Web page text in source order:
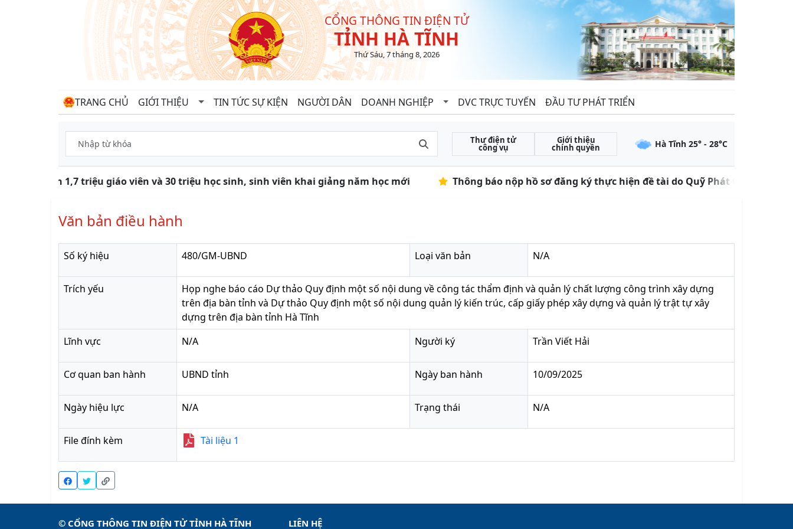
CỔNG THÔNG TIN ĐIỆN TỬ
TỈNH HÀ TĨNH
Thứ Sáu, 7 tháng 8, 2026
TRANG CHỦ GIỚI THIỆU TIN TỨC SỰ KIỆN NGƯỜI DÂN DOANH NGHIỆP DVC TRỰC TUYẾN ĐẦU TƯ PHÁT TRIỂN
Thư điện tử
công vụ
Giới thiệu
chính quyền Hà Tĩnh 25° - 28°C
Gần 1,7 triệu giáo viên và 30 triệu học sinh, sinh viên khai giảng năm học mới Thông báo nộp hồ sơ đăng ký thực hiện đề tài do Quỹ Phát triển khoa
Văn bản điều hành
Số ký hiệu 480/GM-UBND Loại văn bản N/A
Trích yếu
Họp nghe báo cáo Dự thảo Quy định một số nội dung về công tác thẩm định và quản lý chất lượng công trình xây dựng
trên địa bàn tỉnh và Dự thảo Quy định một số nội dung quản lý kiến trúc, cấp giấy phép xây dựng và quản lý trật tự xây
dựng trên địa bàn tỉnh Hà Tĩnh
Lĩnh vực
N/A Người ký Trần Viết Hải
Cơ quan ban hành UBND tỉnh Ngày ban hành 10/09/2025
Ngày hiệu lực N/A Trạng thái N/A
File đính kèm Tài liệu 1
© CỔNG THÔNG TIN ĐIỆN TỬ TỈNH HÀ TĨNH LIÊN HỆ